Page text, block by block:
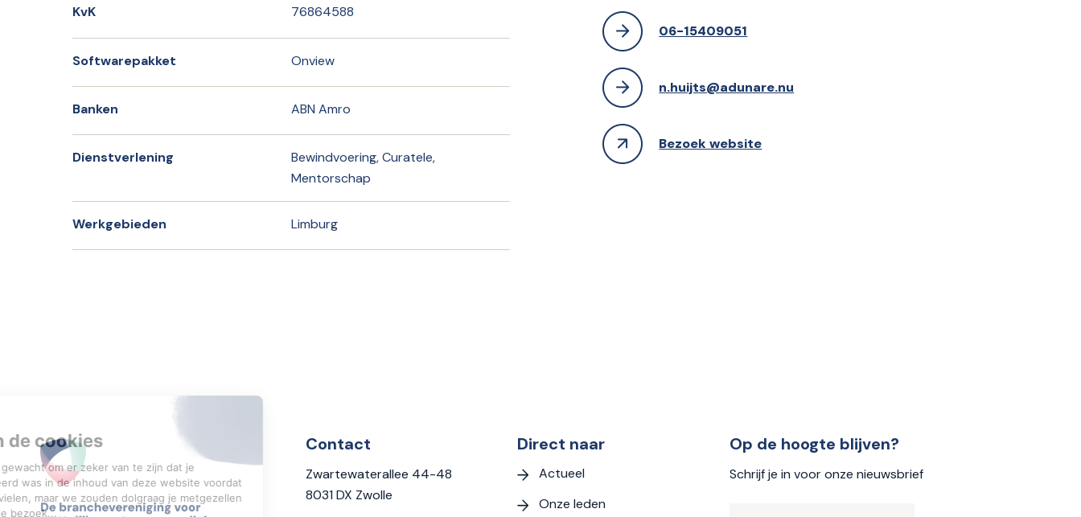
KvK 76864588
Softwarepakket Onview
Banken ABN Amro
Dienstverlening
Bewindvoering, Curatele,
Mentorschap
Werkgebieden Limburg
06-15409051
n.huijts@adunare.nu
Bezoek website
Contact
Zwartewaterallee 44-48
8031 DX Zwolle
Direct naar
Actueel
Onze leden
Op de hoogte blijven?
Schrijf je in voor onze nieuwsbrief